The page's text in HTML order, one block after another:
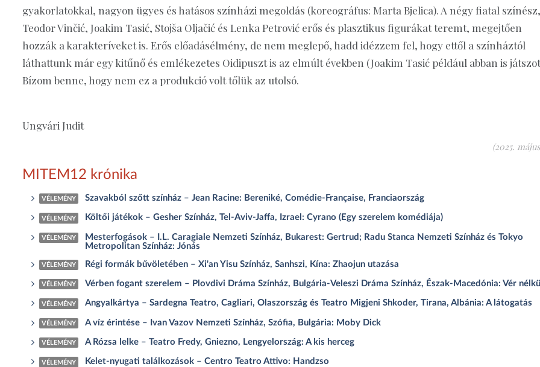
gyakorlatokkal, nagyon ügyes és hatásos színházi megoldás (koreográfus: Marta Bjelica). A négy fiatal színész,
Teodor Vinčić, Joakim Tasić, Stojša Oljačić és Lenka Petrović erős és plasztikus figurákat teremt, megejtően
hozzák a karakteríveket is. Erős előadásélmény, de nem meglepő, hadd idézzem fel, hogy ettől a színháztól
láthattunk már egy kitűnő és emlékezetes Oidipuszt is az elmúlt években (Joakim Tasić például abban is
Bízom benne, hogy nem ez a produkció volt tőlük az utolsó.
Ungvári Judit
(2025.
MITEM12 krónika
VÉLEMÉNY Szavakból szőtt színház – Jean Racine: Bereniké, Comédie-Française, Franciaország
VÉLEMÉNY Költői játékok – Gesher Színház, Tel-Aviv-Jaffa, Izrael: Cyrano (Egy szerelem komédiája)
VÉLEMÉNY
Mesterfogások – I.L. Caragiale Nemzeti Színház, Bukarest: Gertrud; Radu Stanca Nemzeti Színház és Tokyo
Metropolitan Színház: Jónás
VÉLEMÉNY Régi formák bűvöletében – Xi'an Yisu Színház, Sanhszi, Kína: Zhaojun utazása
VÉLEMÉNY Vérben fogant szerelem – Plovdivi Dráma Színház, Bulgária-Veleszi Dráma Színház, Észak-Macedónia: Vér nélkül
VÉLEMÉNY Angyalkártya – Sardegna Teatro, Cagliari, Olaszország és Teatro Migjeni Shkoder, Tirana, Albánia: A látogatás
VÉLEMÉNY A víz érintése – Ivan Vazov Nemzeti Színház, Szófia, Bulgária: Moby Dick
VÉLEMÉNY A Rózsa lelke – Teatro Fredy, Gniezno, Lengyelország: A kis herceg
VÉLEMÉNY Kelet-nyugati találkozások – Centro Teatro Attivo: Handzso